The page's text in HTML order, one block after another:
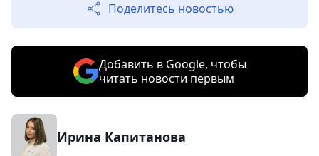
Поделитесь новостью
Добавить в Google, чтобы
читать новости первым
Ирина Капитанова